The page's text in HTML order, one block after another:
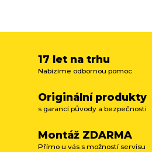
17 let na trhu
Nabízíme odbornou pomoc
Originální produkty
s garancí původy a bezpečnosti
Montáž ZDARMA
Přímo u vás s možností servisu